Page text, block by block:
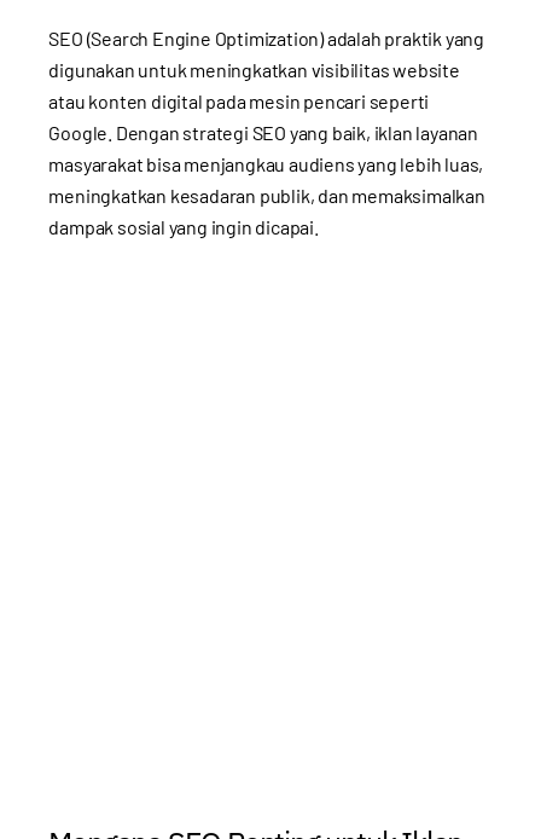
SEO (Search Engine Optimization) adalah praktik yang
digunakan untuk meningkatkan visibilitas website
atau konten digital pada mesin pencari seperti
Google. Dengan strategi SEO yang baik, iklan layanan
masyarakat bisa menjangkau audiens yang lebih luas,
meningkatkan kesadaran publik, dan memaksimalkan
dampak sosial yang ingin dicapai.